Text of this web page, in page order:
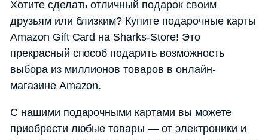
Хотите сделать отличный подарок своим
друзьям или близким? Купите подарочные карты
Amazon Gift Card на Sharks-Store! Это
прекрасный способ подарить возможность
выбора из миллионов товаров в онлайн-
магазине Amazon.
С нашими подарочными картами вы можете
приобрести любые товары — от электроники и